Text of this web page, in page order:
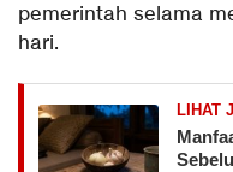
pemerintah selama
hari.
LIHAT